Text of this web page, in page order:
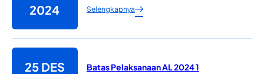
2024
Selengkapnya
25 DES
Batas Pelaksanaan AL 2024 1